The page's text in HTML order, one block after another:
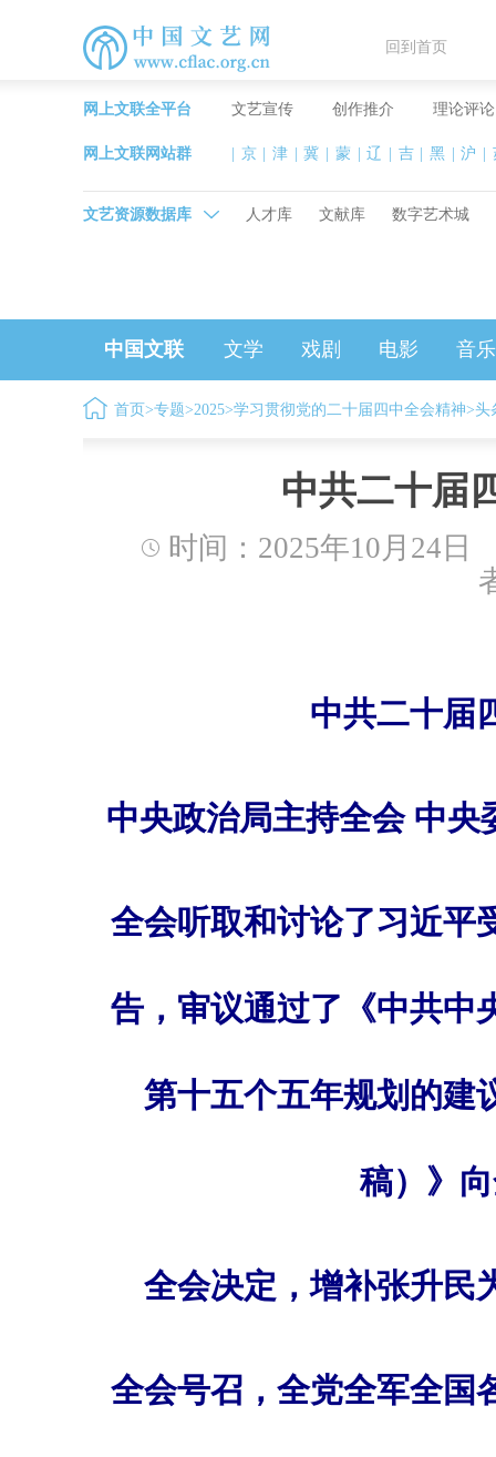
回到首页
网上文联全平台 文艺宣传 创作推介 理论评论
网上文联网站群 京 津 冀 蒙 辽 吉 黑 沪
文艺资源数据库 人才库 文献库 数字艺术城
中国文联 文学 戏剧 电影 音乐
首页 >专题>2025>学习贯彻党的二十届四中全会精神>头
中共二十届
时间：2025年10月24日
中共二十届
中央政治局主持全会 中
全会听取和讨论了习近平
告，审议通过了《中共中
第十五个五年规划的建
稿）》
全会决定，增补张升民
全会号召，全党全军全国